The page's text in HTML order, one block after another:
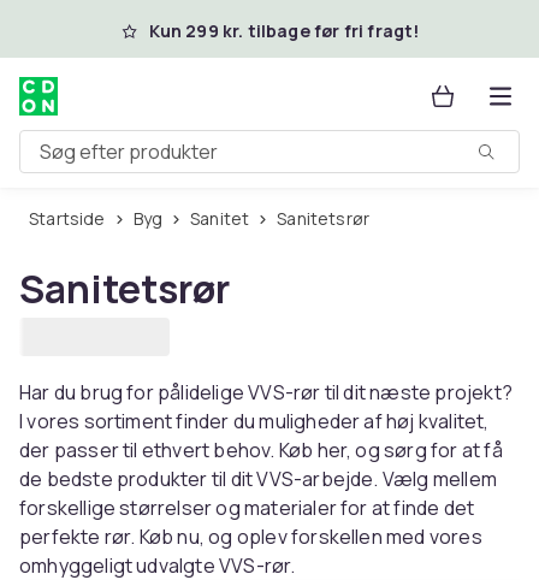
Spring til hovedindhold
Kun 299 kr. tilbage før fri fragt!
Søg efter produkter
Startside Byg Sanitet Sanitetsrør
Sanitetsrør
Har du brug for pålidelige VVS-rør til dit næste projekt?
I vores sortiment finder du muligheder af høj kvalitet,
der passer til ethvert behov. Køb her, og sørg for at få
de bedste produkter til dit VVS-arbejde. Vælg mellem
forskellige størrelser og materialer for at finde det
perfekte rør. Køb nu, og oplev forskellen med vores
omhyggeligt udvalgte VVS-rør.